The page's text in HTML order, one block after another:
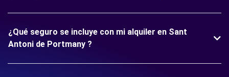
¿Qué seguro se incluye con mi alquiler en Sant
Antoni de Portmany ?